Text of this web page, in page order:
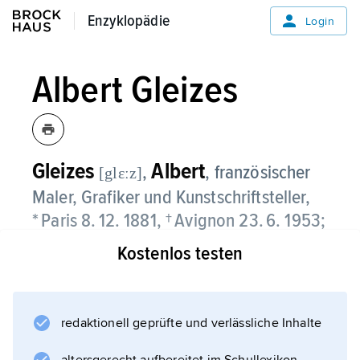
Enzyklopädie
Enzyklopädie Login
Albert Gleizes
Gleizes [glεːz],Albert, französischer
Maler, Grafiker und Kunstschriftsteller,
* Paris 8. 12. 1881, † Avignon 23. 6. 1953;
wandte sich nach impressionistischen
Section d'Or
Kostenlos testen
redaktionell geprüfte und verlässliche Inhalte